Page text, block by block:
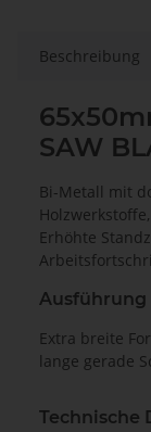
Beschreibung
SAW
Bi-Metall mit
Erhöhte
Ausführung
Extra breite
lange gerade
Technische